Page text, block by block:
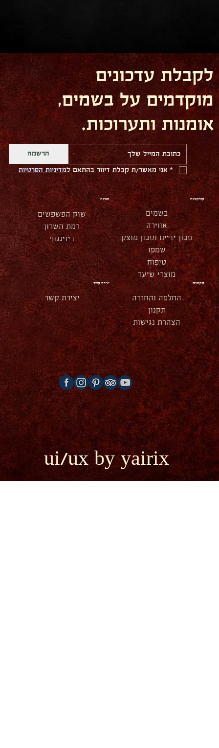
תקנונים
החלפה והחזרה
תקנון
הצהרת נגישות
חנויות
שוק הפשפשים
רמת השרון
דיזינגוף
יצירת קשר
יצירת קשר
קולקציות
בשמים
אווירה
סבון ידיים וסבון מוצק
שמפו
טיפוח
מוצרי שיער
לקבלת עדכונים
מוקדמים על בשמים,
אומנות ותערוכות.
הרשמה
* אני מאשר/ת קבלת דיוור בהתאם למדיניות הפרטיות
ui/ux by yairix